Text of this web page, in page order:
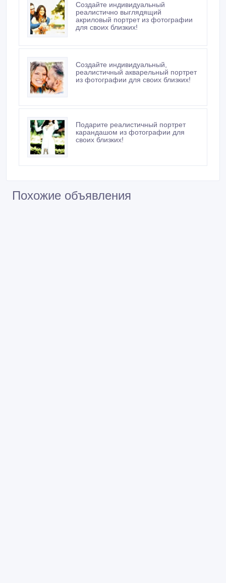
Создайте индивидуальный
реалистично выглядящий
акриловый портрет из фотографии
для своих близких!
Создайте индивидуальный,
реалистичный акварельный портрет
из фотографии для своих близких!
Подарите реалистичный портрет
карандашом из фотографии для
своих близких!
Похожие объявления